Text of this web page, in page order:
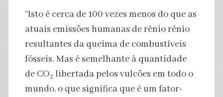
“Isto é cerca de 100 vezes menos do que as
atuais emissões humanas de rênio rênio
resultantes da queima de combustíveis
fósseis. Mas é semelhante à quantidade
de CO₂ libertada pelos vulcões em todo o
mundo, o que significa que é um fator-